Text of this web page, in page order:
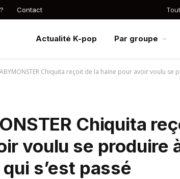
Contact
Actualité K-pop Par groupe
Chiquita reçoit de la haine pour avoir voulu se
Chiquita
voulu se produire
s’est passé